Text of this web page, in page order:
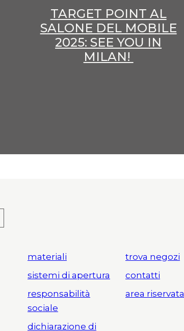
TARGET POINT AL
SALONE DEL MOBILE
2025: SEE YOU IN
MILAN!
materiali
sistemi di apertura
responsabilità
sociale
dichiarazione di
trova negozi
contatti
area riservata